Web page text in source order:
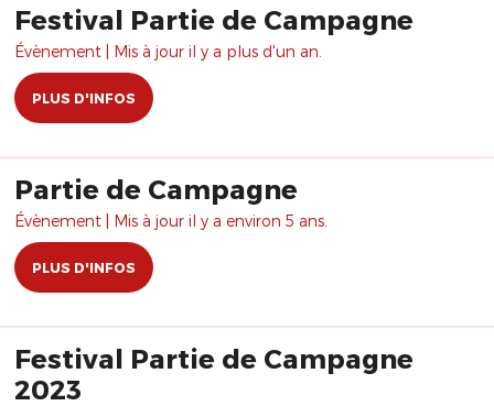
Festival Partie de Campagne
Évènement | Mis à jour il y a plus d'un an.
PLUS D'INFOS
Partie de Campagne
Évènement | Mis à jour il y a environ 5 ans.
PLUS D'INFOS
Festival Partie de Campagne
2023